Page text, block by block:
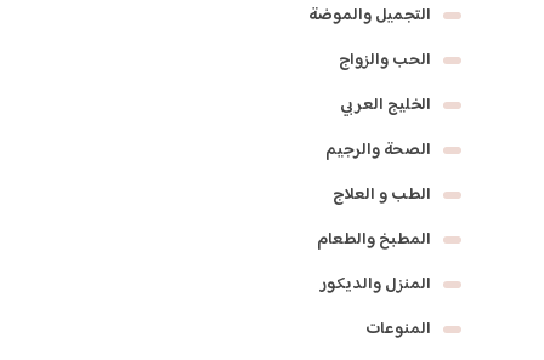
التجميل والموضة
الحب والزواج
الخليج العربي
الصحة والرجيم
الطب و العلاج
المطبخ والطعام
المنزل والديكور
المنوعات